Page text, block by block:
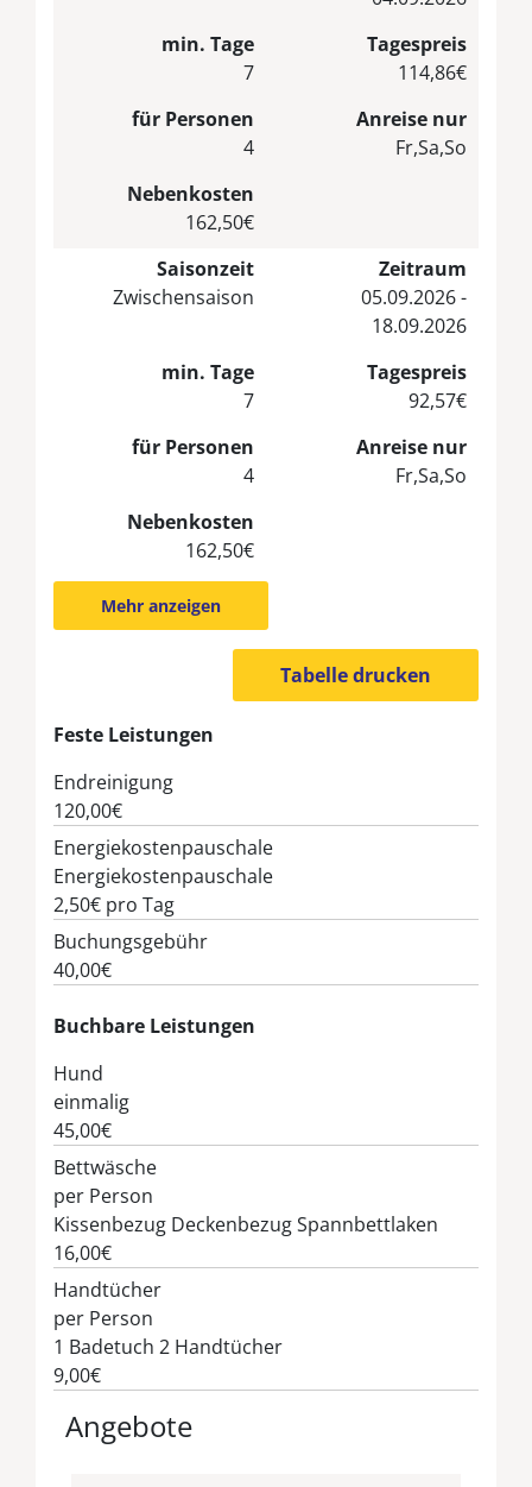
min. Tage
7
Tagespreis
114,86€
für Personen
4
Anreise nur
Fr,Sa,So
Nebenkosten
162,50€
Saisonzeit
Zwischensaison
Zeitraum
05.09.2026 -
18.09.2026
min. Tage
7
Tagespreis
92,57€
für Personen
4
Anreise nur
Fr,Sa,So
Nebenkosten
162,50€
Mehr anzeigen
Tabelle drucken
Feste Leistungen
Endreinigung
120,00€
Energiekostenpauschale
Energiekostenpauschale
2,50€ pro Tag
Buchungsgebühr
40,00€
Buchbare Leistungen
Hund
einmalig
45,00€
Bettwäsche
per Person
Kissenbezug Deckenbezug Spannbettlaken
16,00€
Handtücher
per Person
1 Badetuch 2 Handtücher
9,00€
Angebote